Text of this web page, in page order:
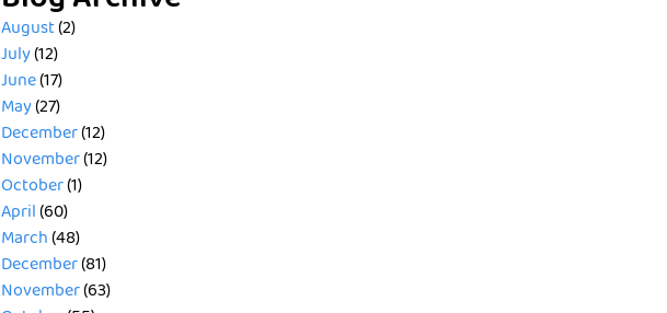
August(2)
July(12)
June(17)
May(27)
December(12)
November(12)
October(1)
April(60)
March(48)
December(81)
November(63)